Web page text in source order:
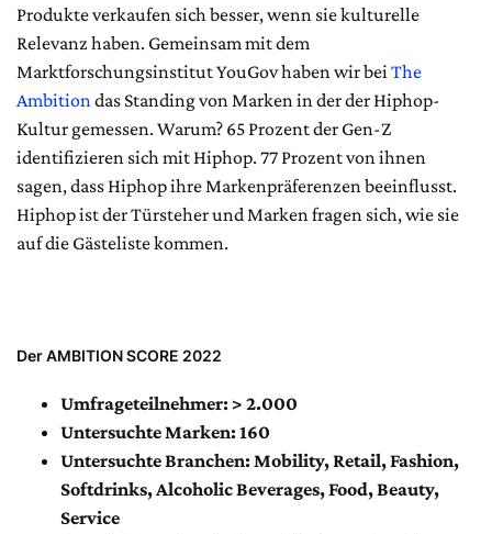
Produkte verkaufen sich besser, wenn sie kulturelle
Relevanz haben. Gemeinsam mit dem
Marktforschungsinstitut YouGov haben wir beiThe
Ambitiondas Standing von Marken in der der Hiphop-
Kultur gemessen. Warum? 65 Prozent der Gen-Z
identifizieren sich mit Hiphop. 77 Prozent von ihnen
sagen, dass Hiphop ihre Markenpräferenzen beeinflusst.
Hiphop ist der Türsteher und Marken fragen sich, wie sie
auf die Gästeliste kommen.
Der AMBITION SCORE 2022
Umfrageteilnehmer: > 2.000
Untersuchte Marken: 160
Untersuchte Branchen: Mobility, Retail, Fashion,
Softdrinks, Alcoholic Beverages, Food, Beauty,
Service